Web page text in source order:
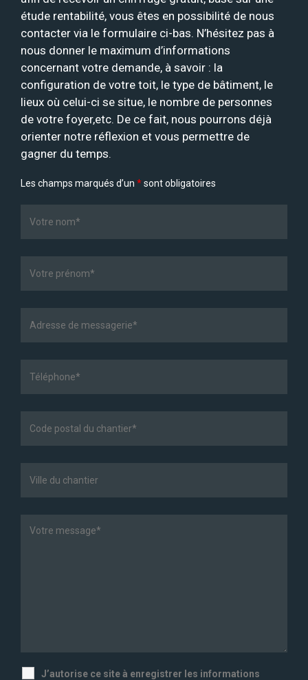
étude rentabilité, vous êtes en possibilité de nous
contacter via le formulaire ci-bas. N’hésitez pas à
nous donner le maximum d’informations
concernant votre demande, à savoir : la
configuration de votre toit, le type de bâtiment, le
lieux où celui-ci se situe, le nombre de personnes
de votre foyer,etc. De ce fait, nous pourrons déjà
orienter notre réflexion et vous permettre de
gagner du temps.
Les champs marqués d’un *sont obligatoires
J’autorise ce site à enregistrer les informations